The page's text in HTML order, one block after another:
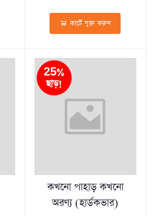
কার্টে যুক্ত করুন
25%
ছাড়!
কখনো পাহাড় কখনো
অরণ্য (হার্ডকভার)